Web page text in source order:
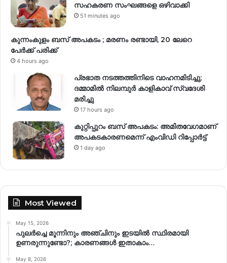
സഹകരണ സംഘങ്ങളെ ഒഴിവാക്കി
51 minutes ago
കുന്നംകുളം ബസ് അപകടം ; മരണം രണ്ടായി, 20 ലേറെ
പേർക്ക് പരിക്ക്
4 hours ago
പ്രഭാത നടത്തത്തിനിടെ വാഹനമിടിച്ചു;
ദമ്മാമിൽ നിലമ്പുർ കാളികാവ് സ്വദേശി
മരിച്ചു
17 hours ago
കുറ്റിപ്പുറം ബസ് അപകടം: അമിതവേഗമാണ്
അപകടകാരണമെന്ന് എംവിഡി റിപ്പോർട്ട്
1 day ago
Most Viewed
May 15, 2026
പുലർച്ചെ മൂന്നിനും അഞ്ചിനും ഇടയിൽ സ്ഥിരമായി
ഉണരുന്നുണ്ടോ?; കാരണങ്ങള്‍ ഇതാകാം…
May 8, 2026